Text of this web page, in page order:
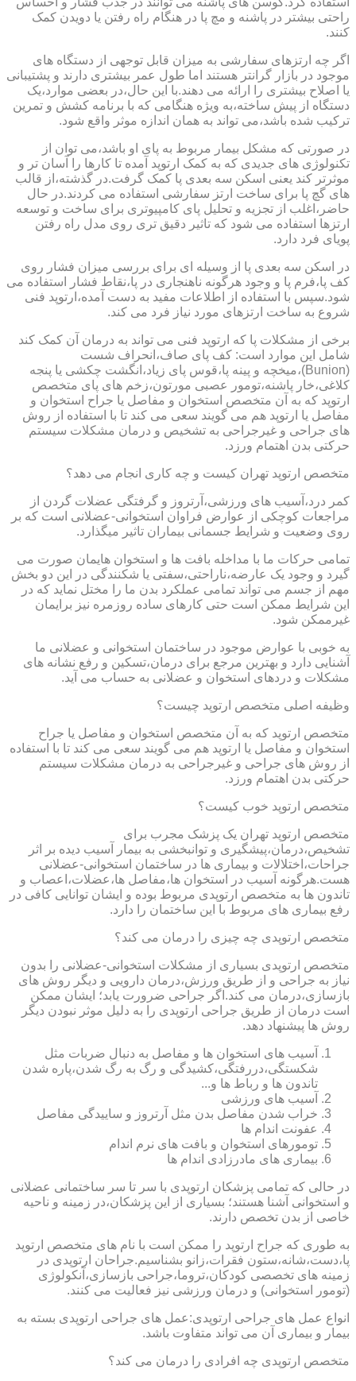
راحتی بیشتر در پاشنه و مچ پا در هنگام راه رفتن یا دویدن کمک
کنند.
اگر چه ارتزهای سفارشی به میزان قابل توجهی از دستگاه های
موجود در بازار گرانتر هستند اما طول عمر بیشتری دارند و پشتیبانی
یا اصلاح بیشتری را ارائه می دهند.با این حال،در بعضی موارد،یک
دستگاه از پیش ساخته،به ویژه هنگامی که با برنامه کشش و تمرین
ترکیب شده باشد،می تواند به همان اندازه موثر واقع شود.
در صورتی که مشکل بیمار مربوط به پای او باشد،می توان از
تکنولوژی های جدیدی که به کمک ارتوپد آمده تا کارها را آسان تر و
موثرتر کند یعنی اسکن سه بعدی پا کمک گرفت.در گذشته،از قالب
های گچ پا برای ساخت ارتز سفارشی استفاده می کردند.در حال
حاضر،اغلب از تجزیه و تحلیل پای کامپیوتری برای ساخت و توسعه
ارتزها استفاده می شود که تاثیر دقیق تری روی مدل راه رفتن
پویای فرد دارد.
در اسکن سه بعدی پا از وسیله ای برای بررسی میزان فشار روی
کف پا،فرم پا و وجود هرگونه ناهنجاری در پا،نقاط فشار استفاده می
شود.سپس با استفاده از اطلاعات مفید به دست آمده،ارتوپد فنی
شروع به ساخت ارتزهای مورد نیاز فرد می کند.
برخی از مشکلات پا که ارتوپد فنی می تواند به درمان آن کمک کند
شامل این موارد است: کف پای صاف،انحراف شست
(Bunion)،میخچه و پینه پا،قوس پای زیاد،انگشت چکشی یا پنجه
کلاغی،خار پاشنه،تومور عصبی مورتون،زخم های پای متخصص
ارتوپد که به آن متخصص استخوان و مفاصل یا جراح استخوان و
مفاصل یا ارتوپد هم می گویند سعی می کند تا با استفاده از روش
های جراحی و غیرجراحی به تشخیص و درمان مشکلات سیستم
حرکتی بدن اهتمام ورزد.
متخصص ارتوپد تهران کیست و چه کاری انجام می دهد؟
کمر درد،آسیب های ورزشی،آرتروز و گرفتگی عضلات گردن از
مراجعات کوچکی از عوارض فراوان استخوانی-عضلانی است که بر
روی وضعیت و شرایط جسمانی بیماران تاثیر میگذارد.
تمامی حرکات ما با مداخله بافت ها و استخوان هایمان صورت می
گیرد و وجود یک عارضه،ناراحتی،سفتی یا شکنندگی در این دو بخش
مهم از جسم می تواند تمامی عملکرد بدن ما را مختل نماید که در
این شرایط ممکن است حتی کارهای ساده روزمره نیز برایمان
غیرممکن شود.
به خوبی با عوارض موجود در ساختمان استخوانی و عضلانی ما
آشنایی دارد و بهترین مرجع برای درمان،تسکین و رفع نشانه های
مشکلات و دردهای استخوان و عضلانی به حساب می آید.
وظیفه اصلی متخصص ارتوپد چیست؟
متخصص ارتوپد که به آن متخصص استخوان و مفاصل یا جراح
استخوان و مفاصل یا ارتوپد هم می گویند سعی می کند تا با استفاده
از روش های جراحی و غیرجراحی به درمان مشکلات سیستم
حرکتی بدن اهتمام ورزد.
متخصص ارتوپد خوب کیست؟
متخصص ارتوپد تهران یک پزشک مجرب برای
تشخیص،درمان،پیشگیری و توانبخشی به بیمار آسیب دیده بر اثر
جراحات،اختلالات و بیماری ها در ساختمان استخوانی-عضلانی
هست.هرگونه آسیب در استخوان ها،مفاصل ها،عضلات،اعصاب و
تاندون ها به متخصص ارتوپدی مربوط بوده و ایشان توانایی کافی در
رفع بیماری های مربوط با این ساختمان را دارد.
متخصص ارتوپدی چه چیزی را درمان می کند؟
متخصص ارتوپدی بسیاری از مشکلات استخوانی-عضلانی را بدون
نیاز به جراحی و از طریق ورزش،درمان دارویی و دیگر روش های
بازسازی،درمان می کند.اگر جراحی ضرورت یابد؛ ایشان ممکن
است درمان از طریق جراحی ارتوپدی را به دلیل موثر نبودن دیگر
روش ها پیشنهاد دهد.
آسیب های استخوان ها و مفاصل به دنبال ضربات مثل
شکستگی،دررفتگی،کشیدگی و رگ به رگ شدن،پاره شدن
تاندون ها و رباط ها و...
آسیب های ورزشی
خراب شدن مفاصل بدن مثل آرتروز و ساییدگی مفاصل
عفونت اندام ها
تومورهای استخوان و بافت های نرم اندام
بیماری های مادرزادی اندام ها
در حالی که تمامی پزشکان ارتوپدی با سر تا سر ساختمانی عضلانی
و استخوانی آشنا هستند؛ بسیاری از این پزشکان،در زمینه و ناحیه
خاصی از بدن تخصص دارند.
به طوری که جراح ارتوپد را ممکن است با نام های متخصص ارتوپد
پا،دست،شانه،ستون فقرات،زانو بشناسیم.جراحان ارتوپدی در
زمینه های تخصصی کودکان،تروما،جراحی بازسازی،آنکولوژی
(تومور استخوانی) و درمان ورزشی نیز فعالیت می کنند.
انواع عمل های جراحی ارتوپدی:عمل های جراحی ارتوپدی بسته به
بیمار و بیماری آن می تواند متفاوت باشد.
متخصص ارتوپدی چه افرادی را درمان می کند؟